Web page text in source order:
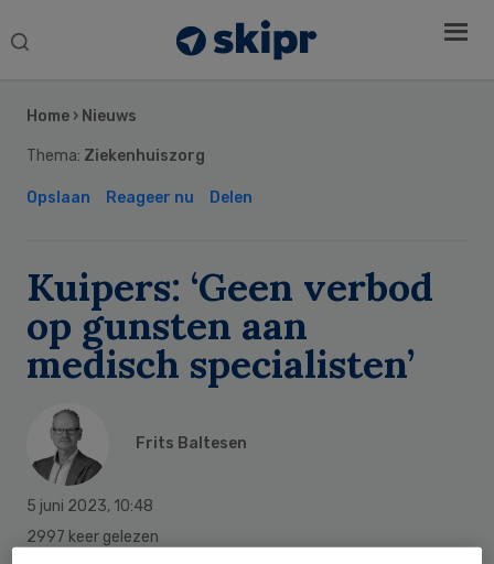
Search
Home › Nieuws
Thema: Ziekenhuiszorg
Opslaan Reageer nu Delen
Kuipers: ‘Geen verbod
op gunsten aan
medisch specialisten’
Frits Baltesen
5 juni 2023, 10:48
2997 keer gelezen
Sidebar